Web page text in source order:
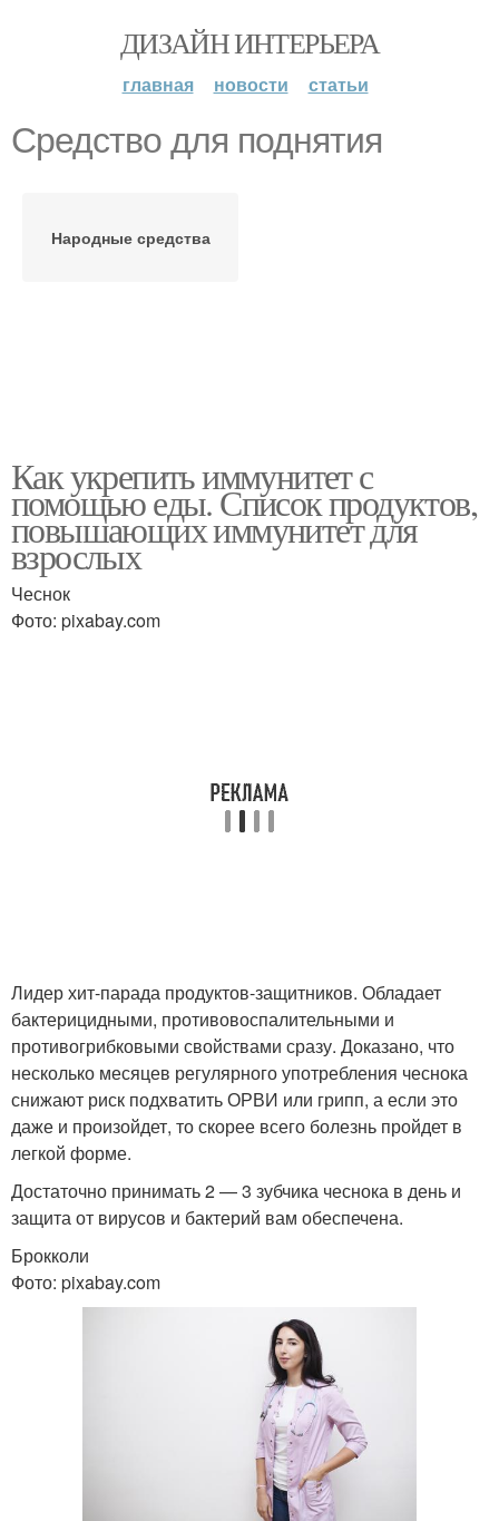
ДИЗАЙН ИНТЕРЬЕРА
главная новости статьи
Средство для поднятия
Народные средства
Как укрепить иммунитет с
помощью еды. Список продуктов,
повышающих иммунитет для
взрослых
Чеснок
Фото: pixabay.com
Лидер хит-парада продуктов-защитников. Обладает
бактерицидными, противовоспалительными и
противогрибковыми свойствами сразу. Доказано, что
несколько месяцев регулярного употребления чеснока
снижают риск подхватить ОРВИ или грипп, а если это
даже и произойдет, то скорее всего болезнь пройдет в
легкой форме.
Достаточно принимать 2 — 3 зубчика чеснока в день и
защита от вирусов и бактерий вам обеспечена.
Брокколи
Фото: pixabay.com